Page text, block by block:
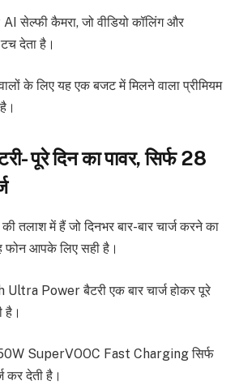
सेल्फी कैमरा, जो वीडियो कॉलिंग और
देता है।
के लिए यह एक बजट में मिलने वाला प्रीमियम
पूरे दिन का पावर, सिर्फ 28
तलाश में हैं जो दिनभर बार-बार चार्ज करने का
फोन आपके लिए सही है।
Power बैटरी एक बार चार्ज होकर पूरे
है।
SuperVOOC Fast Charging सिर्फ
कर देती है।